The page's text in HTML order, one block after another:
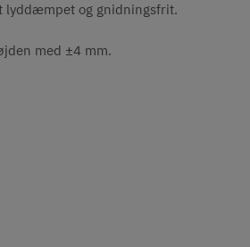
lyddæmpet og gnidningsfrit.
med ±4 mm.